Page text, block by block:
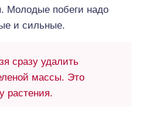
Молодые побеги надо
и сильные.
сразу удалить
массы. Это
растения.